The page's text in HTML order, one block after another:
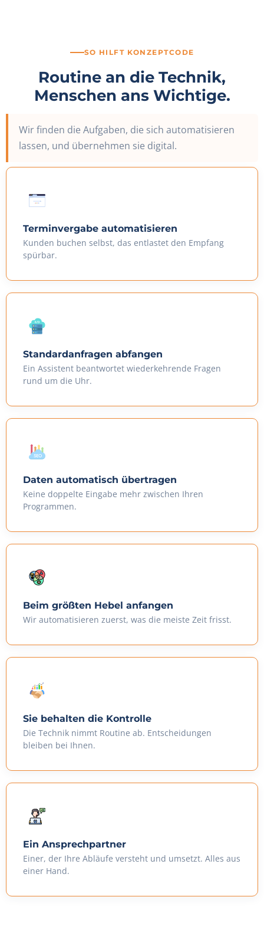
SO HILFT KONZEPTCODE
Routine an die Technik,
Menschen ans Wichtige.
Wir finden die Aufgaben, die sich automatisieren
lassen, und übernehmen sie digital.
Terminvergabe automatisieren
Kunden buchen selbst, das entlastet den Empfang
spürbar.
Standardanfragen abfangen
Ein Assistent beantwortet wiederkehrende Fragen
rund um die Uhr.
Daten automatisch übertragen
Keine doppelte Eingabe mehr zwischen Ihren
Programmen.
Beim größten Hebel anfangen
Wir automatisieren zuerst, was die meiste Zeit frisst.
Sie behalten die Kontrolle
Die Technik nimmt Routine ab. Entscheidungen
bleiben bei Ihnen.
Ein Ansprechpartner
Einer, der Ihre Abläufe versteht und umsetzt. Alles aus
einer Hand.